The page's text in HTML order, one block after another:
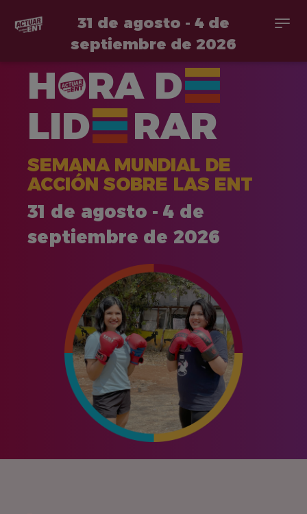
contenido
31 de agosto - 4 de
septiembre de 2026
H RA D
LID
RAR
SEMANA MUNDIAL DE
ACCIÓN SOBRE LAS ENT
31 de agosto - 4 de
septiembre de 2026